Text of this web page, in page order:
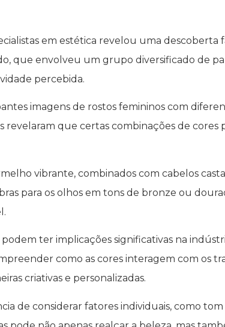
em estética revelou uma descoberta
que envolveu um grupo diversificado de
percebida.
imagens de rostos femininos com
que certas combinações de cores
vibrante, combinados com cabelos
para os olhos em tons de bronze ou
ter implicações significativas na
como as cores interagem com os
criativas e personalizadas.
de considerar fatores individuais, como